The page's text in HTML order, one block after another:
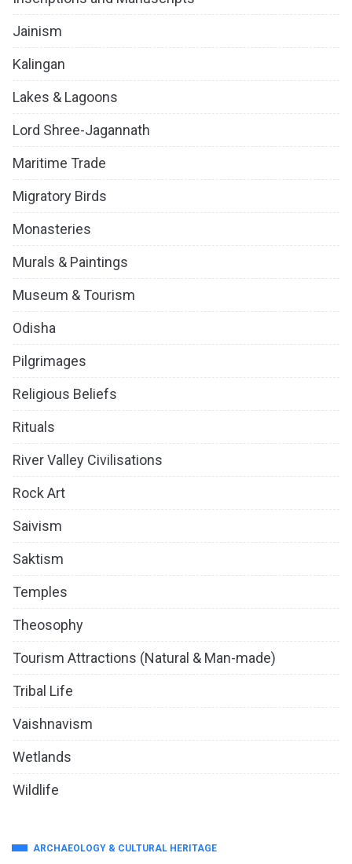
Jainism
Kalingan
Lakes & Lagoons
Lord Shree-Jagannath
Maritime Trade
Migratory Birds
Monasteries
Murals & Paintings
Museum & Tourism
Odisha
Pilgrimages
Religious Beliefs
Rituals
River Valley Civilisations
Rock Art
Saivism
Saktism
Temples
Theosophy
Tourism Attractions (Natural & Man-made)
Tribal Life
Vaishnavism
Wetlands
Wildlife
ARCHAEOLOGY & CULTURAL HERITAGE